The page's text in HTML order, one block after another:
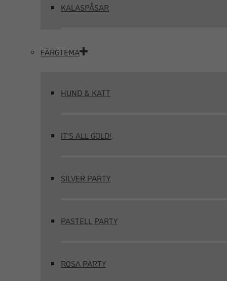
KALASPÅSAR
FÄRGTEMA
HUND & KATT
IT’S ALL GOLD!
SILVER PARTY
PASTELL PARTY
ROSA PARTY